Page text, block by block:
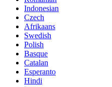
Indonesian
Czech
Afrikaans
Swedish
Polish
Basque
Catalan
Esperanto
Hindi